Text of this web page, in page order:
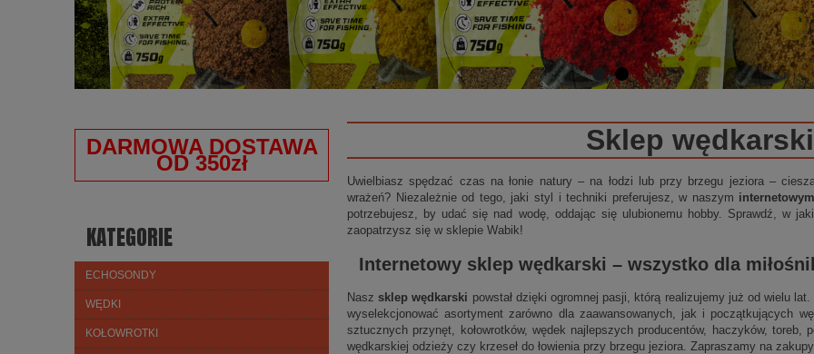
DARMOWA DOSTAWA
OD 350zł
KATEGORIE
ECHOSONDY
WĘDKI
KOŁOWROTKI
Sklep wędkarski
Uwielbiasz spędzać czas na łonie natury – na łodzi lub przy brzegu jeziora –
wrażeń? Niezależnie od tego, jaki styl i techniki preferujesz, w naszym
potrzebujesz, by udać się nad wodę, oddając się ulubionemu hobby. Sprawdź, w
zaopatrzysz się w sklepie Wabik!
Internetowy sklep wędkarski – wszystko dla
Naszsklep wędkarski powstał dzięki ogromnej pasji, którą realizujemy już od wielu
wyselekcjonować asortyment zarówno dla zaawansowanych, jak i początkujących
sztucznych przynęt, kołowrotków, wędek najlepszych producentów, haczyków, toreb,
wędkarskiej odzieży czy krzeseł do łowienia przy brzegu jeziora. Zapraszamy na